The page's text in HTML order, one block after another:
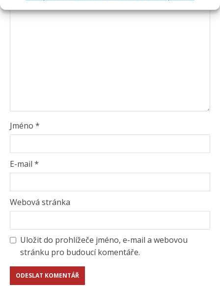
Jméno *
E-mail *
Webová stránka
Uložit do prohlížeče jméno, e-mail a webovou
stránku pro budoucí komentáře.